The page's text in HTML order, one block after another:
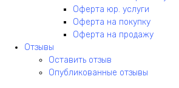
Оферта юр. услуги
Оферта на покупку
Оферта на продажу
Отзывы
Оставить отзыв
Опубликованные отзывы